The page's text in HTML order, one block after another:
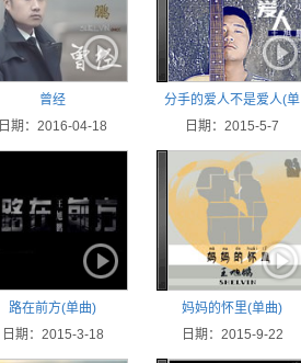
曾经
日期：2016-04-18
分手的爱人不是爱人(单
曲)
日期：2015-5-7
路在前方(单曲)
日期：2015-3-18
妈妈的怀里(单曲)
日期：2015-9-22